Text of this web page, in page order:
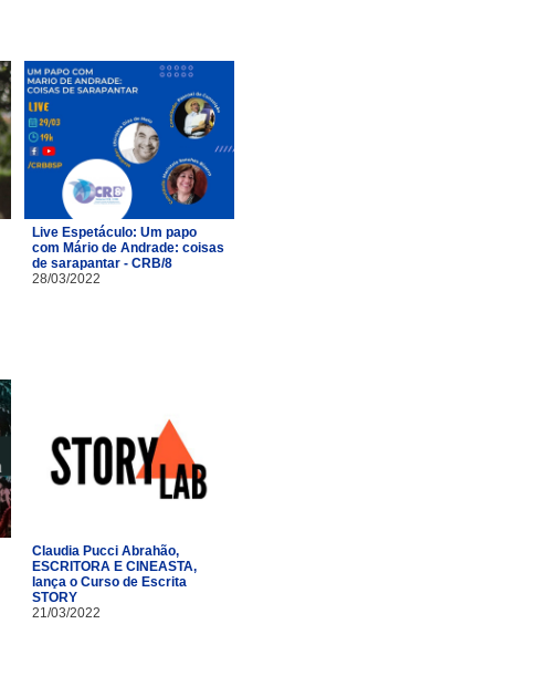
Live Espetáculo: Um papo
com Mário de Andrade: coisas
de sarapantar - CRB/8
28/03/2022
Claudia Pucci Abrahão,
ESCRITORA E CINEASTA,
lança o Curso de Escrita
STORY
21/03/2022